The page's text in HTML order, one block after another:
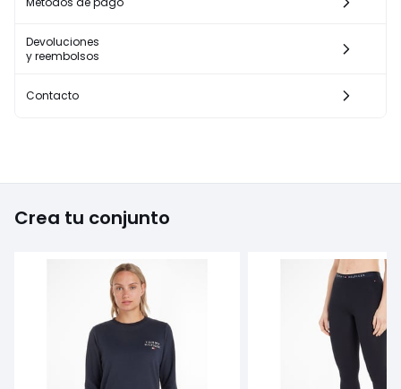
Devoluciones
y reembolsos
Contacto
Crea tu conjunto